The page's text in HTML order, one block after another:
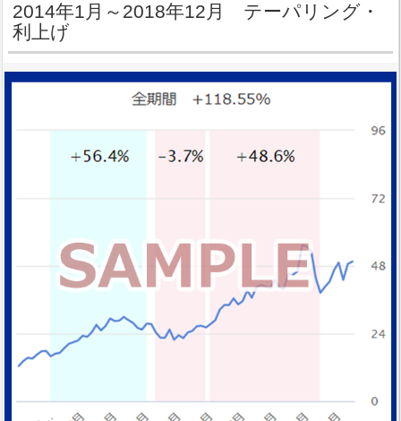
2014年1月～2018年12月 テーパリング・
利上げ